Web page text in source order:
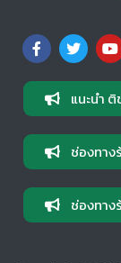
แนะนำ
ช่องทาง
ช่องทาง